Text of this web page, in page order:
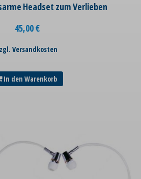
Headset zum Verlieben
45,00€
Versandkosten
In den Warenkorb